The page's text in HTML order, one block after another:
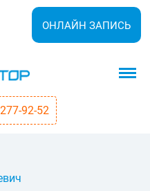
ОНЛАЙН ЗАПИСЬ
92-52